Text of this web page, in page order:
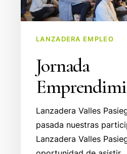
LANZADERA EMPLEO
Jornada
Lanzadera Valles
pasada nuestras
Lanzadera Valles